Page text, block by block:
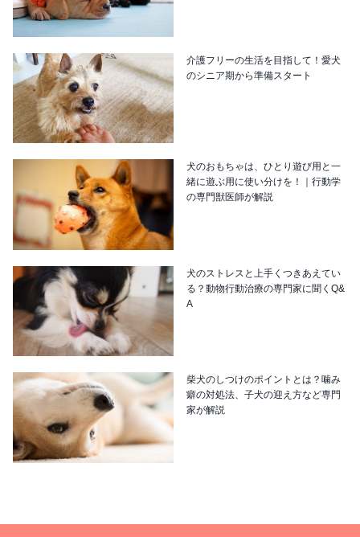
介護フリーの生活を目指して！愛犬
のシニア期から準備スタート
犬のおもちゃは、ひとり遊び用と一
緒に遊ぶ用に使い分けを！｜行動学
の専門獣医師が解説
犬のストレスと上手くつきあえてい
る？動物行動治療の専門家に聞くQ&
A
柴犬のしつけのポイントとは？噛み
癖の対処法、子犬の迎え方など専門
家が解説